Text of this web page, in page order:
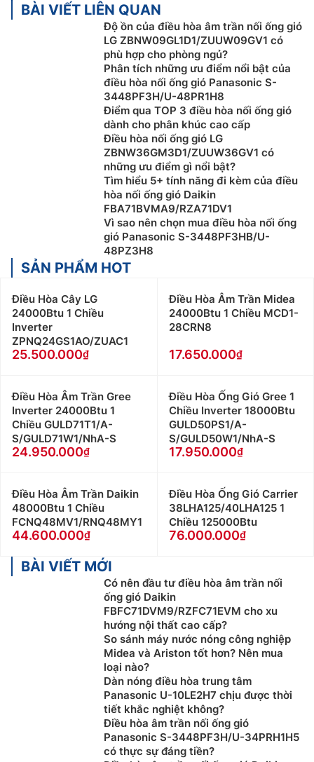
BÀI VIẾT LIÊN QUAN
Độ ồn của điều hòa âm trần nối ống gió
LG ZBNW09GL1D1/ZUUW09GV1 có
phù hợp cho phòng ngủ?
Phân tích những ưu điểm nổi bật của
điều hòa nối ống gió Panasonic S-
3448PF3H/U-48PR1H8
Điểm qua TOP 3 điều hòa nối ống gió
dành cho phân khúc cao cấp
Điều hòa nối ống gió LG
ZBNW36GM3D1/ZUUW36GV1 có
những ưu điểm gì nổi bật?
Tìm hiểu 5+ tính năng đi kèm của điều
hòa nối ống gió Daikin
FBA71BVMA9/RZA71DV1
Vì sao nên chọn mua điều hòa nối ống
gió Panasonic S-3448PF3HB/U-
48PZ3H8
SẢN PHẨM HOT
Điều Hòa Cây LG
24000Btu 1 Chiều
Inverter
ZPNQ24GS1AO/ZUAC1
25.500.000
Điều Hòa Âm Trần Midea
24000Btu 1 Chiều MCD1-
28CRN8
17.650.000
Điều Hòa Âm Trần Gree
Inverter 24000Btu 1
Chiều GULD71T1/A-
S/GULD71W1/NhA-S
24.950.000
Điều Hòa Ống Gió Gree 1
Chiều Inverter 18000Btu
GULD50PS1/A-
S/GULD50W1/NhA-S
17.950.000
Điều Hòa Âm Trần Daikin
48000Btu 1 Chiều
FCNQ48MV1/RNQ48MY1
44.600.000
Điều Hòa Ống Gió Carrier
38LHA125/40LHA125 1
Chiều 125000Btu
76.000.000
BÀI VIẾT MỚI
Có nên đầu tư điều hòa âm trần nối
ống gió Daikin
FBFC71DVM9/RZFC71EVM cho xu
hướng nội thất cao cấp?
So sánh máy nước nóng công nghiệp
Midea và Ariston tốt hơn? Nên mua
loại nào?
Dàn nóng điều hòa trung tâm
Panasonic U-10LE2H7 chịu được thời
tiết khắc nghiệt không?
Điều hòa âm trần nối ống gió
Panasonic S-3448PF3H/U-34PRH1H5
có thực sự đáng tiền?